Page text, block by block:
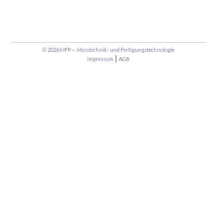
© 2026 MFP — Messtechnik- und Fertigungstechnologie
Impressum | AGB